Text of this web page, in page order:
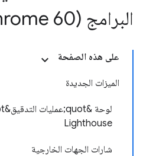
البرامج (Chrome 60)
على هذه الصفحة
الميزات الجديدة
Lighthouse
شارات الجهات الخارجية